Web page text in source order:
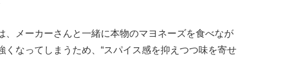
メーカーさんと一緒に本物のマヨネーズを食べなが
なってしまうため、“スパイス感を抑えつつ味を寄せ